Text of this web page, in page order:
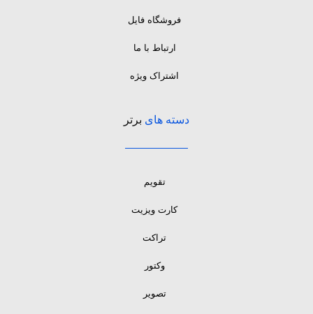
فروشگاه فایل
ارتباط با ما
اشتراک ویژه
دسته های برتر
تقویم
کارت ویزیت
تراکت
وکتور
تصویر